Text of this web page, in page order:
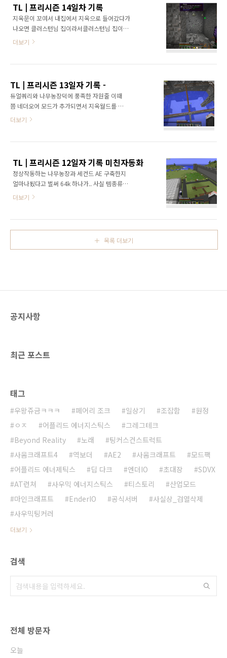
어놓으신 저주받은땅을 이용한 몹 던전꿀빨..
며, 정품서버입니다. [권장사양] * 표시가 붙은
항목은 최소사양입니다. *시스템 : 64비트 OS *
자바 : 64비트 버전8 이상 메모리 : 4GB 이상
CPU : 쿼드 코어 그래픽카드 : GTX시리즈
TL | 프리시즌 14일차 기록
지옥문이 꼬여서 내집에서 지옥으로 들어갔다가
나오면 클러스턴님 집이라서클러스턴님 집이랑
우리집이랑 이을 지하철 플렛폼 건설중. 는 게임
더보기
TL | 프리시즌 13일자 기록 -
듀얼쿼리와 나무농장덕에 풍족한 자원줄 이때
쯤 네더오어 모드가 추가되면서 지옥월드를 초
기화해서 지옥문이 또 꼬이는일을 방지하고자
턴님집 지옥문이랑 방울국쪽 지옥문은 거의 땅
속에 있다시피해서 굴을 내야되는 상황 부들부
들.. 클러스턴님집 AE 컨트롤러가 맛이 가 서버
3대 공돌이가 원인규명중 덩달아 플레이어 센서
렛! 부순다 서버에 새로 들어오신 핫윈터님초면
머무르길레 빈집점거하는건가?! 했는데 알고보
니 같이살기로 했더라는.. 귀찮음에 MAX 성장한
더보기
TL | 프리시즌 12일자 기록 미친자동화
정상작동하는 나무농장과 세컨드 AE 구축한지
얼마나됬다고 벌써 64k 하나가.. 사실 템종류가
많아서 그렇다고합니다 코크리님 쓰실 젯팩 만
의 뒤태ㅇㅎㄹ ㅂㅇ! 자원많은자의 사치 태양광
64K도 더늘려서 어느덧 8개 집 기계실부분 상공
더보기
목록 더보기
공지사항
최근 포스트
태그
우왕쥬금ㅋㅋㅋ 페어리 조크 일상기 조잡함
원정
ㅇㅈ
어플리드 에너지스틱스
그레그테크
Beyond Reality
노래
팅커스컨스트럭트
사움크래프트4
역보더 AE2 사움크래프트
모드팩
어플리드 에너제틱스
딥 다크 엔더IO 초대장
SDVX
AT런쳐
사우믹 에너지스틱스 티스토리
산업모드
마인크래프트
EnderIO 공식서버
사실상_검열삭제
사우믹팅커러
더보기
검색
전체 방문자
오늘